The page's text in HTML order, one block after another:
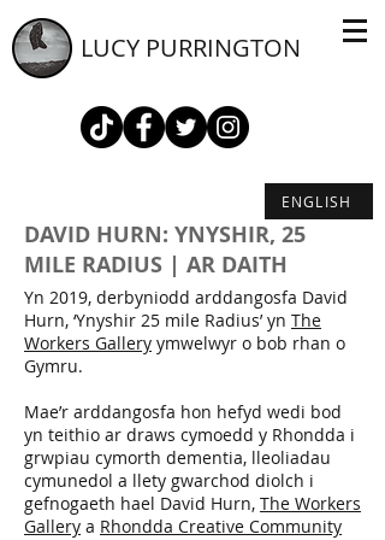
LUCY PURRINGTON
ENGLISH
DAVID HURN: YNYSHIR, 25
MILE RADIUS | AR DAITH
Yn 2019, derbyniodd arddangosfa David
Hurn, ‘Ynyshir 25 mile Radius’ yn The
Workers Gallery ymwelwyr o bob rhan o
Gymru.
Mae’r arddangosfa hon hefyd wedi bod
yn teithio ar draws cymoedd y Rhondda i
grwpiau cymorth dementia, lleoliadau
cymunedol a llety gwarchod diolch i
gefnogaeth hael David Hurn, The Workers
Gallery a Rhondda Creative Community